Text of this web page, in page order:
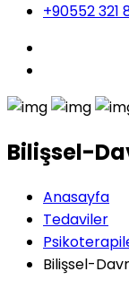
+90552 321
Bilişsel-
Anasayfa
Tedaviler
Bilişsel-